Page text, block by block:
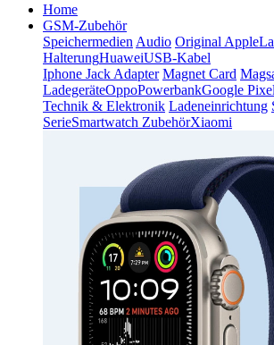
Home
GSM-Zubehör
Speichermedien Audio Original Apple
HalterungHuaweiUSB-Kabel
Iphone Jack Adapter Magnet Card
LadegeräteOppoPowerbankGoogle Pixel
Technik & Elektronik Ladeneinrichtung
SerieSmartwatch ZubehörXiaomi